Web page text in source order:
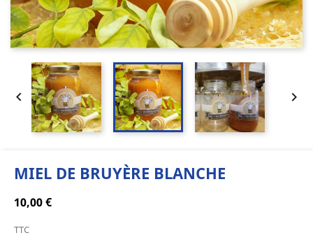
 
MIEL DE BRUYÈRE BLANCHE
10,00 €
TTC